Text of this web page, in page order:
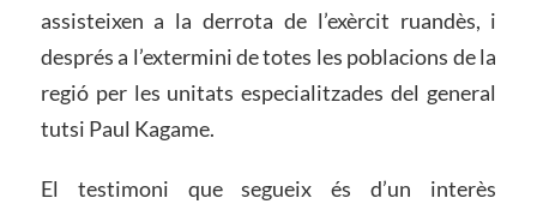
assisteixen a la derrota de l’exèrcit ruandès, i
després a l’extermini de totes les poblacions de la
regió per les unitats especialitzades del general
tutsi Paul Kagame.
El testimoni que segueix és d’un interès